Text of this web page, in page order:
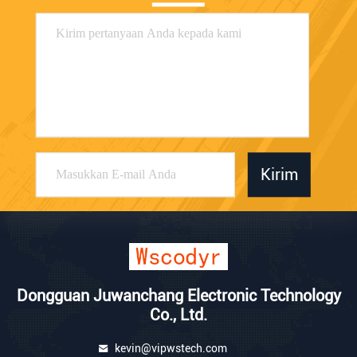
Kirim
Dongguan Juwanchang Electronic Technology
Co., Ltd.
kevin@vipwstech.com